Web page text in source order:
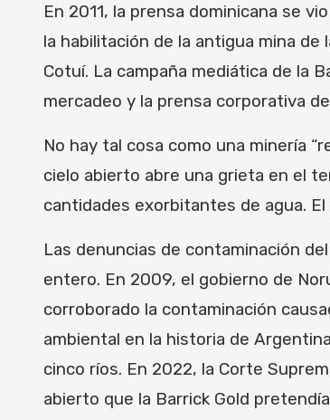
En 2011, la prensa dominicana se
la habilitación de la antigua mina
Cotuí. La campaña mediática de la
mercadeo y la prensa corporativa
No hay tal cosa como una minería
cielo abierto abre una grieta en el
cantidades exorbitantes de agua.
Las denuncias de contaminación
entero. En 2009, el gobierno de
corroborado la contaminación
ambiental en la historia de
cinco ríos. En 2022, la Corte
abierto que la Barrick Gold